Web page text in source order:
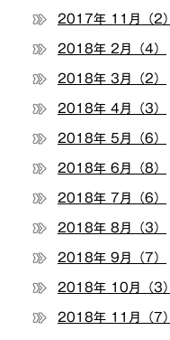
2017年 11月（2）
2018年 2月（4）
2018年 3月（2）
2018年 4月（3）
2018年 5月（6）
2018年 6月（8）
2018年 7月（6）
2018年 8月（3）
2018年 9月（7）
2018年 10月（3）
2018年 11月（7）